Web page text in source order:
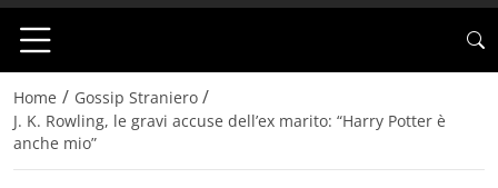
Home / Gossip Straniero /
J. K. Rowling, le gravi accuse dell’ex marito: “Harry Potter è
anche mio”